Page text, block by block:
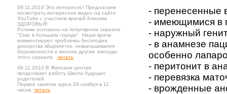
09.11.2010 Это интересно! Предлагаем
посмотреть интересное видео на сайте
YouTube с участием врачей Клиники
ЗДОРОВЬЯ!
Ролики основаны на популярном сериале
"Секс в большом городе". Наши врачи
комментируют проблемы бесплодия,
донорства яйцеклеток, невынашивания
беременности и многие другие эпизоды
этого сериала. читать
08.11.2010 В Женском центре
продолжает работу Школа будущих
родителей.
Первое занятие курса 28 ноября в 11
часов. читать
- перенесенные
- имеющимися в
- наружный
- в анамнезе
особенно
- перитонит в
- перевязка
- врожденные